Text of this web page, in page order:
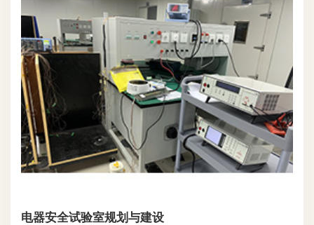
电器安全试验室规划与建设